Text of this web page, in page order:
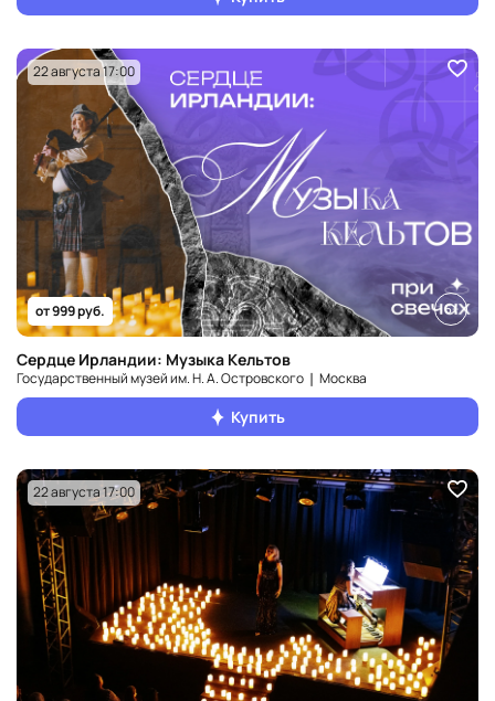
22 августа 17:00
от 999 руб. 6+
Сердце Ирландии: Музыка Кельтов
Государственный музей им. Н. А. Островского ❘ Москва
Купить
22 августа 17:00